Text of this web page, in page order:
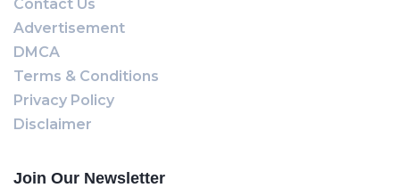
Contact Us
Advertisement
DMCA
Terms & Conditions
Privacy Policy
Disclaimer
Join Our Newsletter